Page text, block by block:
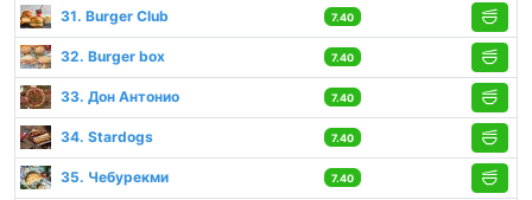
31. Burger Club 7.40
32. Burger box 7.40
33. Дон Антонио 7.40
34. Stardogs 7.40
35. Чебурекми 7.40